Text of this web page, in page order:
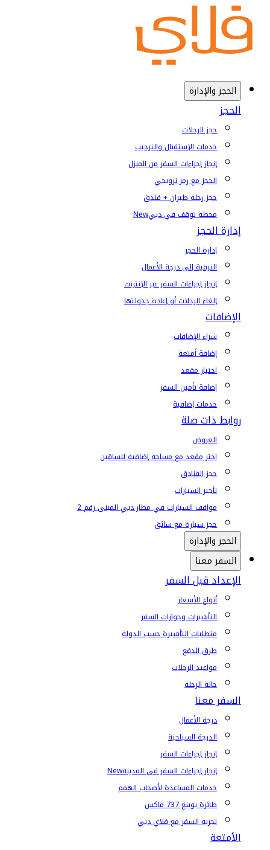
الحجز والإدارة
الحجز
حجز الرحلات
خدمات الإستقبال والترحيب
إنجاز إجراءات السفر من المنزل
الحجز مع رمز ترويجي
حجز رحلة طيران + فندق
محطة توقف في دبيNew
إدارة الحجز
إدارة الحجز
الترقية إلى درجة الأعمال
إنجاز إجراءات السفر عبر الإنترنت
إلغاء الرحلات أو إعادة جدولتها
الإضافات
شراء الإضافات
إضافة أمتعة
اختيار مقعد
إضافة تأمين السفر
خدمات إضافية
روابط ذات صلة
العروض
اختر مقعد مع مساحة إضافية للساقين
حجز الفنادق
تأجير السيارات
مواقف السيارات في مطار دبي المبنى رقم 2
حجز سيارة مع سائق
الحجز والإدارة
السفر معنا
الإعداد قبل السفر
أنواع الأسعار
التأشيرات وجوازات السفر
متطلبات التأشيرة حسب الدولة
طرق الدفع
مواعيد الرحلات
حالة الرحلة
السفر معنا
درجة الأعمال
الدرجة السياحية
إنجاز إجراءات السفر
إنجاز إجراءات السفر في المدينةNew
خدمات المساعدة لأصحاب الهمم
طائرة بوينغ 737 ماكس
تجربة السفر مع فلاي دبي
الأمتعة